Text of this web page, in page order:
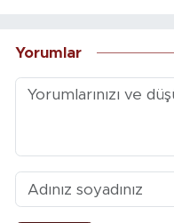
Yorumlar